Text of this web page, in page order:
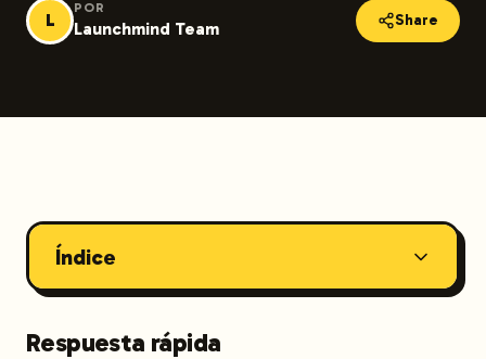
L
POR
Launchmind Team Share
Índice
Respuesta rápida